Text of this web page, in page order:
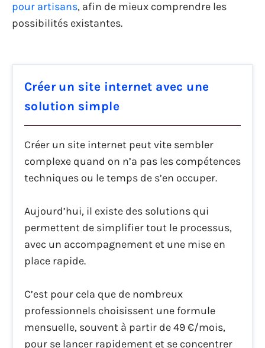
pour artisans, afin de mieux comprendre les
possibilités existantes.
Créer un site internet avec une
solution simple
Créer un site internet peut vite sembler
complexe quand on n’a pas les compétences
techniques ou le temps de s’en occuper.
Aujourd’hui, il existe des solutions qui
permettent de simplifier tout le processus,
avec un accompagnement et une mise en
place rapide.
C’est pour cela que de nombreux
professionnels choisissent une formule
mensuelle, souvent à partir de 49 €/mois,
pour se lancer rapidement et se concentrer